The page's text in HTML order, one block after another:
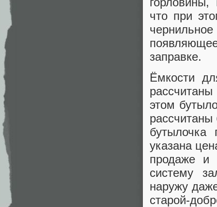
что при
заправке.
Ёмкости
этом
указана
продаже и
систему
наружу
старой-